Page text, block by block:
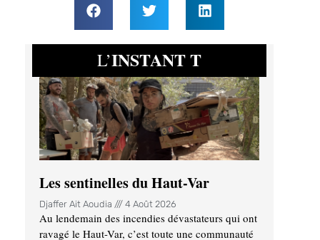
L’INSTANT T
Les sentinelles du Haut-Var
Djaffer Ait Aoudia 4 Août 2026
Au lendemain des incendies dévastateurs qui ont
ravagé le Haut-Var, c’est toute une communauté